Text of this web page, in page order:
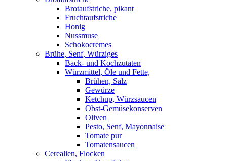
Brotaufstriche, pikant
Fruchtaufstriche
Honig
Nussmuse
Schokocremes
Brühe, Senf, Würziges
Back- und Kochzutaten
Würzmittel, Öle und Fette,
Brühen, Salz
Gewürze
Ketchup, Würzsaucen
Obst-Gemüsekonserven
Oliven
Pesto, Senf, Mayonnaise
Tomate pur
Tomatensaucen
Cerealien, Flocken